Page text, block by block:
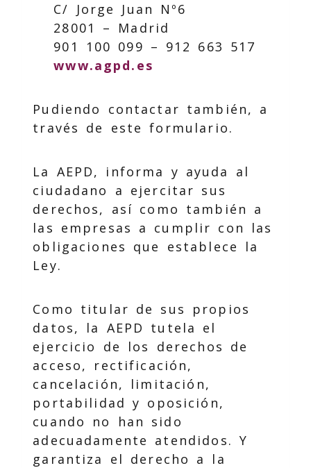
C/ Jorge Juan Nº6
28001 – Madrid
901 100 099 – 912 663 517
www.agpd.es
Pudiendo contactar también, a
través de este formulario.
La AEPD, informa y ayuda al
ciudadano a ejercitar sus
derechos, así como también a
las empresas a cumplir con las
obligaciones que establece la
Ley.
Como titular de sus propios
datos, la AEPD tutela el
ejercicio de los derechos de
acceso, rectificación,
cancelación, limitación,
portabilidad y oposición,
cuando no han sido
adecuadamente atendidos. Y
garantiza el derecho a la